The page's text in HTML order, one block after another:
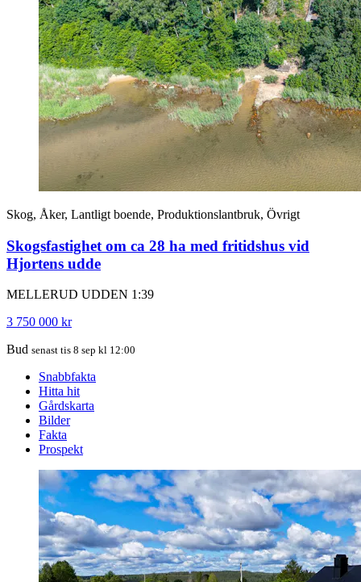
Skog, Åker, Lantligt boende, Produktionslantbruk, Övrigt
Skogsfastighet om ca 28 ha med fritidshus vid
Hjortens udde
MELLERUD UDDEN 1:39
3 750 000 kr
Bud senast tis 8 sep kl 12:00
Snabbfakta
Hitta hit
Gårdskarta
Bilder
Fakta
Prospekt